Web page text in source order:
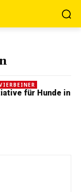
für Hunde in